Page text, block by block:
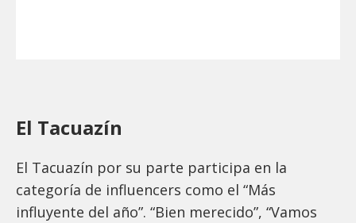
El Tacuazín
El Tacuazín por su parte participa en la
categoría de influencers como el “Más
influyente del año”. “Bien merecido”, “Vamos